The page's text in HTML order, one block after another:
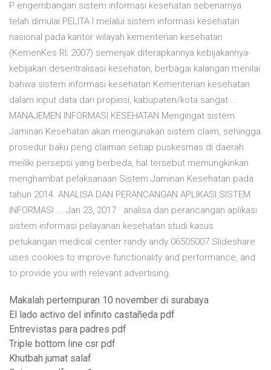
P engembangan sistem informasi kesehatan sebenarnya
telah dimulai PELITA I melalui sistem informasi kesehatan
nasional pada kantor wilayah kementerian kesehatan
(KemenKes RI; 2007) semenjak diterapkannya kebijakannya-
kebijakan desentralisasi kesehatan, berbagai kalangan menilai
bahwa sistem informasi kesehatan Kementerian kesehatan
dalam input data dari propinsi, kabupaten/kota sangat …
MANAJEMEN INFORMASI KESEHATAN Mengingat sistem
Jaminan Kesehatan akan mengunakan sistem claim, sehingga
prosedur baku peng claiman setiap puskesmas di daerah
meiliki persepsi yang berbeda, hal tersebut memungkinkan
menghambat pelaksanaan Sistem Jaminan Kesehatan pada
tahun 2014. ANALISA DAN PERANCANGAN APLIKASI SISTEM
INFORMASI ... Jan 23, 2017 · analisa dan perancangan aplikasi
sistem informasi pelayanan kesehatan studi kasus
petukangan medical center randy andy 06505007 Slideshare
uses cookies to improve functionality and performance, and
to provide you with relevant advertising.
Makalah pertempuran 10 november di surabaya
El lado activo del infinito castañeda pdf
Entrevistas para padres pdf
Triple bottom line csr pdf
Khutbah jumat salaf